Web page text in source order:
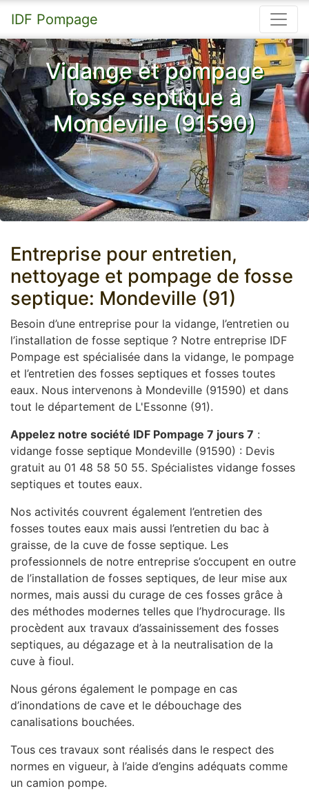
IDF Pompage
Vidange et pompage
fosse septique à
Mondeville (91590)
Entreprise pour entretien,
nettoyage et pompage de fosse
septique: Mondeville (91)
Besoin d’une entreprise pour la vidange, l’entretien ou
l’installation de fosse septique ? Notre entreprise IDF
Pompage est spécialisée dans la vidange, le pompage
et l’entretien des fosses septiques et fosses toutes
eaux. Nous intervenons à Mondeville (91590) et dans
tout le département de L'Essonne (91).
Appelez notre société IDF Pompage 7 jours 7 :
vidange fosse septique Mondeville (91590) : Devis
gratuit au 01 48 58 50 55. Spécialistes vidange fosses
septiques et toutes eaux.
Nos activités couvrent également l’entretien des
fosses toutes eaux mais aussi l’entretien du bac à
graisse, de la cuve de fosse septique. Les
professionnels de notre entreprise s’occupent en outre
de l’installation de fosses septiques, de leur mise aux
normes, mais aussi du curage de ces fosses grâce à
des méthodes modernes telles que l’hydrocurage. Ils
procèdent aux travaux d’assainissement des fosses
septiques, au dégazage et à la neutralisation de la
cuve à fioul.
Nous gérons également le pompage en cas
d’inondations de cave et le débouchage des
canalisations bouchées.
Tous ces travaux sont réalisés dans le respect des
normes en vigueur, à l’aide d’engins adéquats comme
un camion pompe.